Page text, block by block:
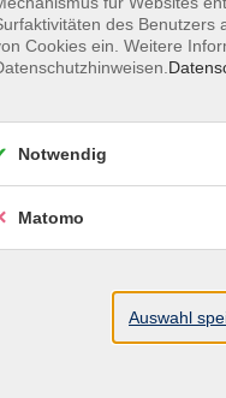
einsetzen
Basisversionen sind
in der vhs Wiesbaden
möchten.
des Benutzers
Cookies ein. Weitere
Notwendig
Matomo
Auswahl